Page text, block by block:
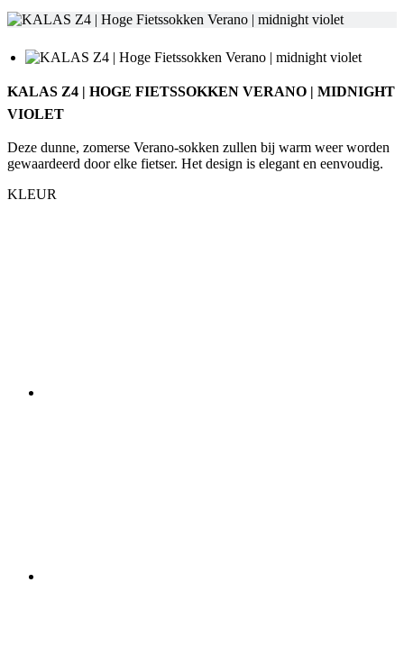
KALAS Z4 | HOGE FIETSSOKKEN VERANO | MIDNIGHT
Deze dunne, zomerse Verano-sokken zullen bij warm weer worden
gewaardeerd door elke fietser. Het design is elegant en eenvoudig.
KLEUR